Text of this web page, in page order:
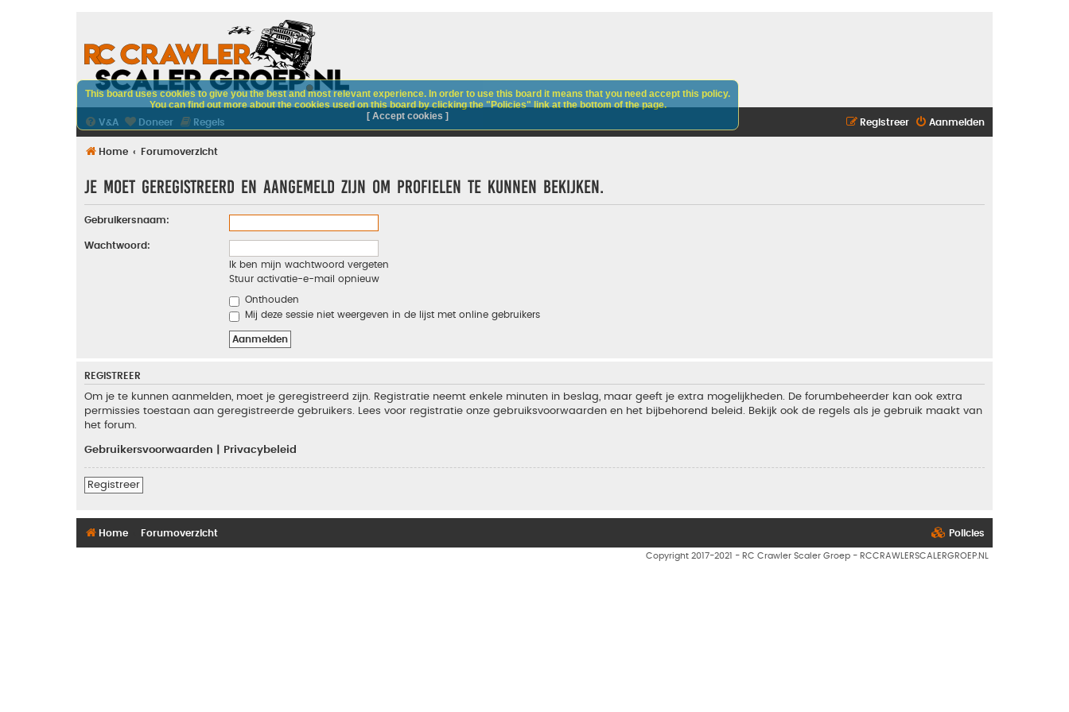
V&A Doneer Regels Aanmelden
Registreer
Home Forumoverzicht
Je moet geregistreerd en aangemeld zijn om profielen te kunnen bekijken.
Gebruikersnaam:
Wachtwoord:
Ik ben mijn wachtwoord vergeten
Stuur activatie-e-mail opnieuw
Onthouden
Mij deze sessie niet weergeven in de lijst met online gebruikers
REGISTREER
Om je te kunnen aanmelden, moet je geregistreerd zijn. Registratie neemt enkele minuten in beslag, maar geeft je extra mogelijkheden. De forumbeheerder kan ook extra
permissies toestaan aan geregistreerde gebruikers. Lees voor registratie onze gebruiksvoorwaarden en het bijbehorend beleid. Bekijk ook de regels als je gebruik maakt van
het forum.
Gebruikersvoorwaarden Privacybeleid
Registreer
This board uses cookies to give you the best and most relevant experience. In order to use this board it means that you need accept this policy.
You can find out more about the cookies used on this board by clicking the "Policies" link at the bottom of the page.
[ Accept cookies ]
Home Forumoverzicht Policies
Copyright 2017-2021 - RC Crawler Scaler Groep - RCCRAWLERSCALERGROEP.NL